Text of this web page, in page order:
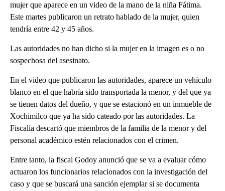
mujer que aparece en un video de la mano de la niña Fátima.
Este martes publicaron un retrato hablado de la mujer, quien
tendría entre 42 y 45 años.
Las autoridades no han dicho si la mujer en la imagen es o no
sospechosa del asesinato.
En el video que publicaron las autoridades, aparece un vehículo
blanco en el que habría sido transportada la menor, y del que ya
se tienen datos del dueño, y que se estacionó en un inmueble de
Xochimilco que ya ha sido cateado por las autoridades. La
Fiscalía descartó que miembros de la familia de la menor y del
personal académico estén relacionados con el crimen.
Entre tanto, la fiscal Godoy anunció que se va a evaluar cómo
actuaron los funcionarios relacionados con la investigación del
caso y que se buscará una sanción ejemplar si se documenta